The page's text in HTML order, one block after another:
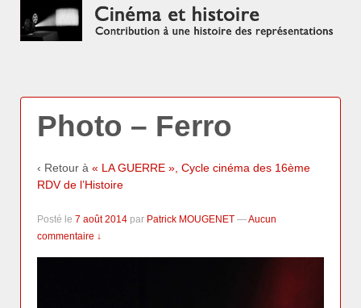
Photo – Ferro
‹ Retour à « LA GUERRE », Cycle cinéma des 16ème
RDV de l’Histoire
Posté le 7 août 2014 par Patrick MOUGENET —Aucun
commentaire ↓